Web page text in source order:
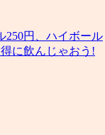
250円、ハイボール
に飲んじゃおう!